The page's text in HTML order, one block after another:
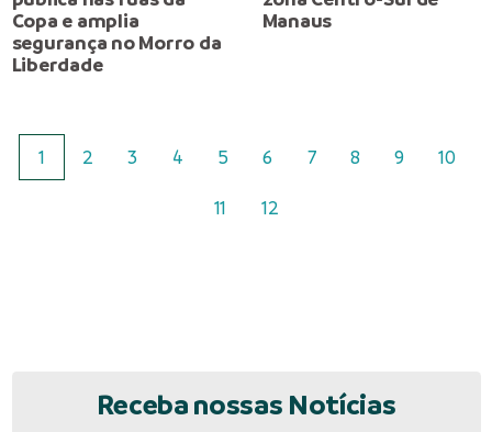
Copa e amplia
segurança no Morro da
Liberdade
Manaus
1 2 3 4 5 6 7 8 9 10
11 12
Receba nossas Notícias